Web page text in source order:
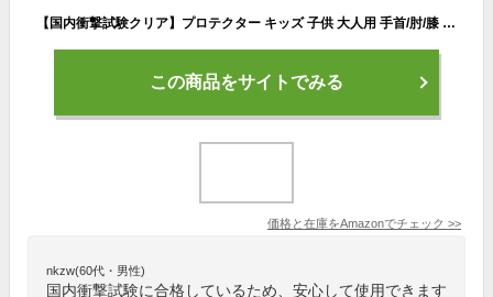
【国内衝撃試験クリア】プロテクター キッズ 子供 大人用 手首/肘/膝 6点セット 自転車 スケボー バイク MoonWalk (M, 大人用)
この商品をサイトでみる
価格と在庫をAmazonでチェック >>
nkzw(60代・男性)
国内衝撃試験に合格しているため、安心して使用できます